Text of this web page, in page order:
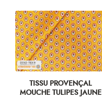
TISSU PROVENÇAL
MOUCHE TULIPES JAUNE